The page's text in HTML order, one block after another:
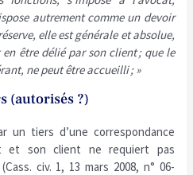
autrement comme un devoir
elle est générale et absolue,
être délié par son client ; que le
ne peut être accueilli ; »
(autorisés ?)
un tiers d’une correspondance
et son client ne requiert pas
civ. 1, 13 mars 2008, n° 06-